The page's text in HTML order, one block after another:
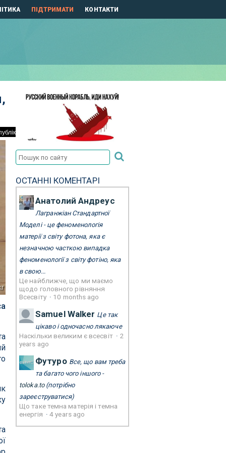
ПІДТРИМАТИ КОНТАКТИ
ОСТАННІ КОМЕНТАРІ
Анатолий Андреус
Лагранжіан Стандартної
Моделі - це феноменологія
матерії з світу фотона, яка є
незначною часткою випадка
феноменології з світу фотіно, яка
в свою...
Це найближче, що ми маємо
щодо головного рівняння
Всесвіту · 10 months ago
Samuel Walker Це так
цікаво і одночасно лякаюче
Наскільки великим є всесвіт · 2
years ago
Футуро Все, що вам треба
та багато чого іншого -
toloka.to(потрібно
зареєструватися)
Що таке темна матерія і темна
енергія ·4 years ago